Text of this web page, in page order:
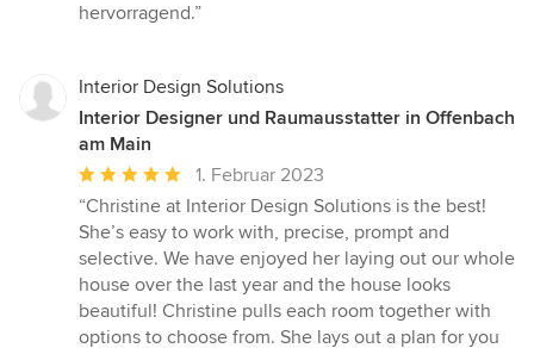
hervorragend.”
Interior Design Solutions
Interior Designer und Raumausstatter in Offenbach
am Main
Durchschnittliche
Bewertung:
5
von
5
Sternen
1. Februar 2023
“Christine at Interior Design Solutions is the best!
She’s easy to work with, precise, prompt and
selective. We have enjoyed her laying out our whole
house over the last year and the house looks
beautiful! Christine pulls each room together with
options to choose from. She lays out a plan for you